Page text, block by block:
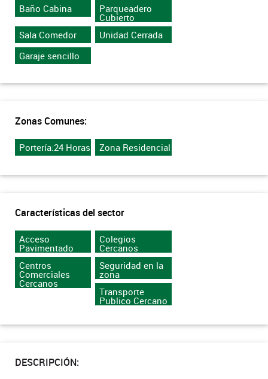
Baño Cabina
Parqueadero
Cubierto
Sala Comedor
Unidad Cerrada
Garaje sencillo
Zonas Comunes:
Portería:24 Horas Zona Residencial
Características del sector
Acceso
Pavimentado
Colegios
Cercanos
Centros
Comerciales
Cercanos
Seguridad en la
zona
Transporte
Publico Cercano
DESCRIPCIÓN: